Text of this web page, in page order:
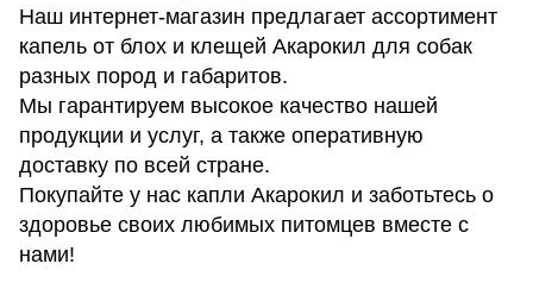
Наш интернет-магазин предлагает ассортимент
капель от блох и клещей Акарокил для собак
разных пород и габаритов.
Мы гарантируем высокое качество нашей
продукции и услуг, а также оперативную
доставку по всей стране.
Покупайте у нас капли Акарокил и заботьтесь о
здоровье своих любимых питомцев вместе с
нами!